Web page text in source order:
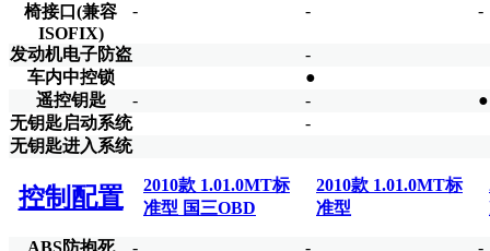
椅接口(兼容
ISOFIX)
- - -
发动机电子防盗
-
车内中控锁
●
遥控钥匙
- -
●
无钥匙启动系统
-
无钥匙进入系统
控制配置
2010款 1.01.0MT标
准型 国三OBD
2010款 1.01.0MT标
准型